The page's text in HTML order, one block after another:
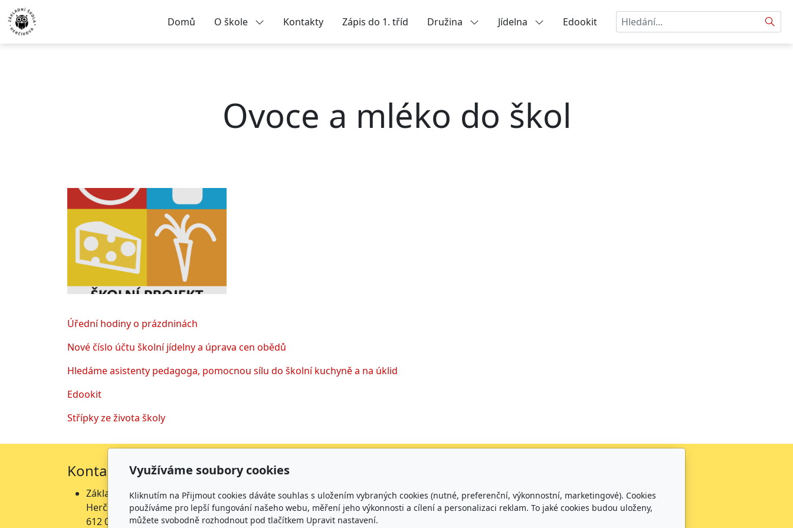
Domů O škole Kontakty Zápis do 1. tříd Družina Jídelna Edookit Hledat
Ovoce a mléko do škol
Úřední hodiny o prázdninách
Nové číslo účtu školní jídelny a úprava cen obědů
Hledáme asistenty pedagoga, pomocnou sílu do školní kuchyně a na úklid
Edookit
Střípky ze života školy
Kontakty
Základní škola
Herčíkova 19
612 00 Brno →mapa
Fakturační adresa
Základní škola, Brno,
Herčíkova 19,
příspěvková organizace
Škola: 27225621/0100
Jídelna: 1027831896/0100
Využíváme soubory cookies
Kliknutím na Přijmout cookies dáváte souhlas s uložením vybraných cookies (nutné, preferenční, výkonnostní, marketingové). Cookies
používáme pro lepší fungování našeho webu, měření jeho výkonnosti a cílení a personalizaci reklam. To jaké cookies budou uloženy,
můžete svobodně rozhodnout pod tlačítkem Upravit nastavení.